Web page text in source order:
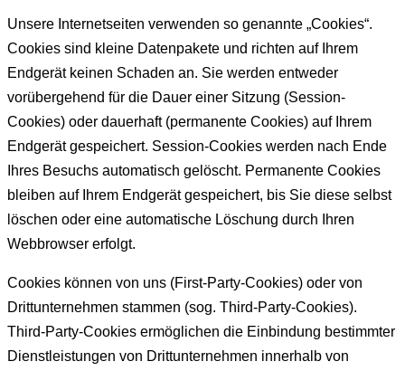
Unsere Internetseiten verwenden so genannte „Cookies“.
Cookies sind kleine Datenpakete und richten auf Ihrem
Endgerät keinen Schaden an. Sie werden entweder
vorübergehend für die Dauer einer Sitzung (Session-
Cookies) oder dauerhaft (permanente Cookies) auf Ihrem
Endgerät gespeichert. Session-Cookies werden nach Ende
Ihres Besuchs automatisch gelöscht. Permanente Cookies
bleiben auf Ihrem Endgerät gespeichert, bis Sie diese selbst
löschen oder eine automatische Löschung durch Ihren
Webbrowser erfolgt.
Cookies können von uns (First-Party-Cookies) oder von
Drittunternehmen stammen (sog. Third-Party-Cookies).
Third-Party-Cookies ermöglichen die Einbindung bestimmter
Dienstleistungen von Drittunternehmen innerhalb von